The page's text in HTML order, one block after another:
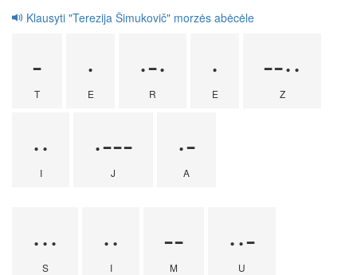
Klausyti "Terezija Šimukovič" morzės abėcėle
-
T
·
E
·-·
R
·
E
--··
Z
··
I
·---
J
·-
A
···
S
··
I
--
M
··-
U